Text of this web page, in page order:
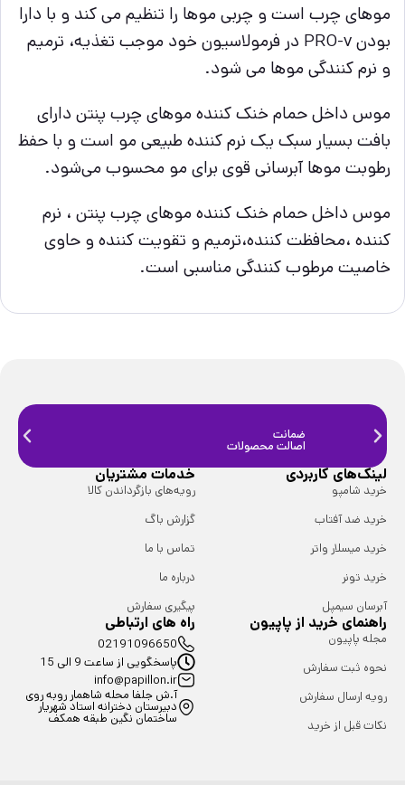
موهای چرب است و چربی موها را تنظیم می کند و با دارا
بودن PRO-v در فرمولاسیون خود موجب تغذیه، ترمیم
و نرم کنندگی موها می شود.
موس داخل حمام خنک کننده موهای چرب پنتن دارای
بافت بسیار سبک یک نرم کننده طبیعی مو است و با حفظ
رطوبت موها آبرسانی قوی برای مو محسوب می‌شود.
موس داخل حمام خنک کننده موهای چرب پنتن ، نرم
کننده ،محافظت کننده،ترمیم و تقویت کننده و حاوی
خاصیت مرطوب کنندگی مناسبی است.
ضمانت
اصالت محصولات
لینک‌های کاربردی
خرید شامپو
خرید ضد آفتاب
خرید میسلار واتر
خرید تونر
آبرسان سیمپل
خدمات مشتریان
رویه‌های بازگرداندن کالا
گزارش باگ
تماس با ما
درباره ما
پیگیری سفارش
راهنمای خرید از پاپیون
مجله پاپیون
نحوه ثبت سفارش
رویه ارسال سفارش
نکات قبل از خرید
راه های ارتباطی
02191096650
پاسخگویی از ساعت 9 الی 15
info@papillon.ir
آ.ش جلفا محله شاهمار روبه روی
دبیرستان دخترانه استاد شهریار
ساختمان نگین طبقه همکف